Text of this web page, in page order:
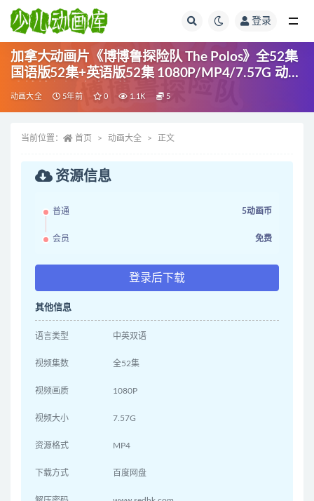
登录
加拿大动画片《博博鲁探险队 The Polos》全52集
国语版52集+英语版52集 1080P/MP4/7.57G 动画
片博博鲁探险队下载
动画大全 5年前 0 1.1K 5
当前位置： 首页 动画大全 正文
资源信息
普通 5动画币
会员 免费
登录后下载
其他信息
语言类型 中英双语
视频集数 全52集
视频画质 1080P
视频大小 7.57G
资源格式 MP4
下载方式 百度网盘